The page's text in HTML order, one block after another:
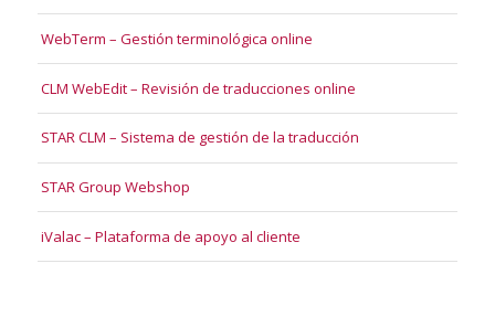
WebTerm – Gestión terminológica online
CLM WebEdit – Revisión de traducciones online
STAR CLM – Sistema de gestión de la traducción
STAR Group Webshop
iValac – Plataforma de apoyo al cliente